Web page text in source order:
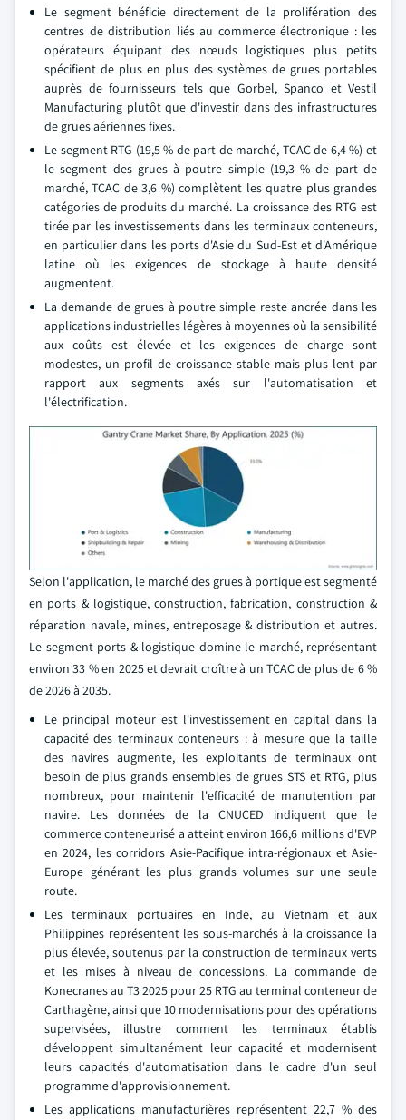
Le segment bénéficie directement de la prolifération des
centres de distribution liés au commerce électronique : les
opérateurs équipant des nœuds logistiques plus petits
spécifient de plus en plus des systèmes de grues portables
auprès de fournisseurs tels que Gorbel, Spanco et Vestil
Manufacturing plutôt que d'investir dans des infrastructures
de grues aériennes fixes.
Le segment RTG (19,5 % de part de marché, TCAC de 6,4 %) et
le segment des grues à poutre simple (19,3 % de part de
marché, TCAC de 3,6 %) complètent les quatre plus grandes
catégories de produits du marché. La croissance des RTG est
tirée par les investissements dans les terminaux conteneurs,
en particulier dans les ports d'Asie du Sud-Est et d'Amérique
latine où les exigences de stockage à haute densité
augmentent.
La demande de grues à poutre simple reste ancrée dans les
applications industrielles légères à moyennes où la sensibilité
aux coûts est élevée et les exigences de charge sont
modestes, un profil de croissance stable mais plus lent par
rapport aux segments axés sur l'automatisation et
l'électrification.
Selon l'application, le marché des grues à portique est segmenté
en ports & logistique, construction, fabrication, construction &
réparation navale, mines, entreposage & distribution et autres.
Le segment ports & logistique domine le marché, représentant
environ 33 % en 2025 et devrait croître à un TCAC de plus de 6 %
de 2026 à 2035.
Le principal moteur est l'investissement en capital dans la
capacité des terminaux conteneurs : à mesure que la taille
des navires augmente, les exploitants de terminaux ont
besoin de plus grands ensembles de grues STS et RTG, plus
nombreux, pour maintenir l'efficacité de manutention par
navire. Les données de la CNUCED indiquent que le
commerce conteneurisé a atteint environ 166,6 millions d'EVP
en 2024, les corridors Asie-Pacifique intra-régionaux et Asie-
Europe générant les plus grands volumes sur une seule
route.
Les terminaux portuaires en Inde, au Vietnam et aux
Philippines représentent les sous-marchés à la croissance la
plus élevée, soutenus par la construction de terminaux verts
et les mises à niveau de concessions. La commande de
Konecranes au T3 2025 pour 25 RTG au terminal conteneur de
Carthagène, ainsi que 10 modernisations pour des opérations
supervisées, illustre comment les terminaux établis
développent simultanément leur capacité et modernisent
leurs capacités d'automatisation dans le cadre d'un seul
programme d'approvisionnement.
Les applications manufacturières représentent 22,7 % des